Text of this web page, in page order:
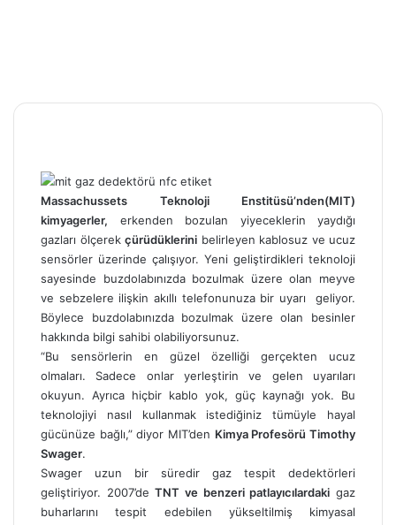
Massachussets Teknoloji Enstitüsü’nden(MIT)
kimyagerler, erkenden bozulan yiyeceklerin yaydığı
gazları ölçerek çürüdüklerini belirleyen kablosuz ve ucuz
sensörler üzerinde çalışıyor. Yeni geliştirdikleri teknoloji
sayesinde buzdolabınızda bozulmak üzere olan meyve
ve sebzelere ilişkin akıllı telefonunuza bir uyarı geliyor.
Böylece buzdolabınızda bozulmak üzere olan besinler
hakkında bilgi sahibi olabiliyorsunuz.
“Bu sensörlerin en güzel özelliği gerçekten ucuz
olmaları. Sadece onlar yerleştirin ve gelen uyarıları
okuyun. Ayrıca hiçbir kablo yok, güç kaynağı yok. Bu
teknolojiyi nasıl kullanmak istediğiniz tümüyle hayal
gücünüze bağlı,” diyor MIT’den Kimya Profesörü Timothy
Swager.
Swager uzun bir süredir gaz tespit dedektörleri
geliştiriyor. 2007’deTNT ve benzeri patlayıcılardaki gaz
buharlarını tespit edebilen yükseltilmiş kimyasal